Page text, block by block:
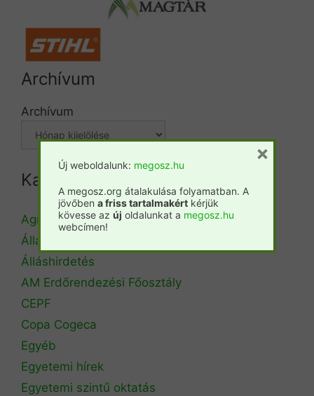
Archívum
Archívum
Kategóriák
Agrárminisztérium
Állásbörze
Álláshirdetés
AM Erdőrendezési Főosztály
CEPF
Copa Cogeca
Egyéb
Egyetemi hírek
Egyetemi szintű oktatás
Új weboldalunk: megosz.hu
A megosz.org átalakulása folyamatban. A
jövőben a friss tartalmakért kérjük
kövesse az új oldalunkat a megosz.hu
webcímen!
×